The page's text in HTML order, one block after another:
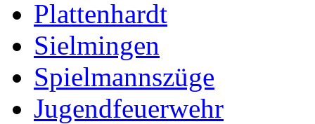
Plattenhardt
Sielmingen
Spielmannszüge
Jugendfeuerwehr